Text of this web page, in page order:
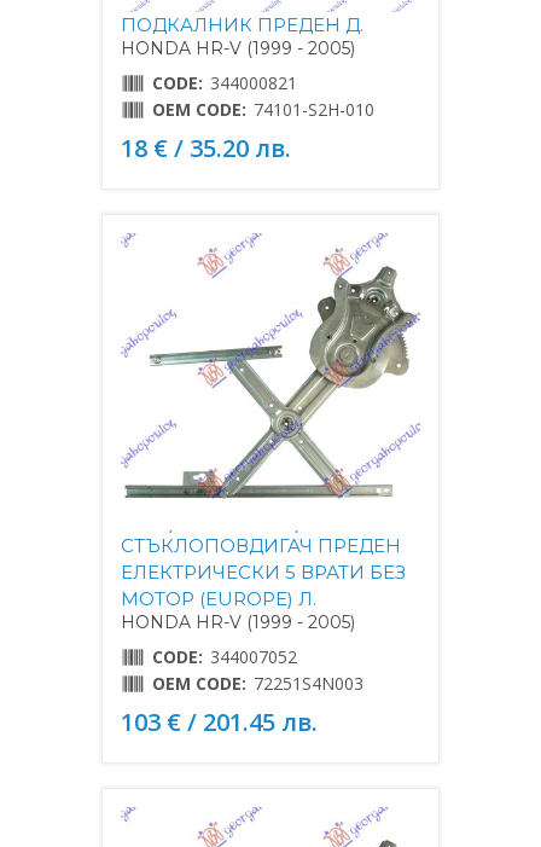
ПОДКАЛНИК ПРЕДЕН Д.
HONDA HR-V (1999 - 2005)
CODE: 344000821
OEM CODE: 74101-S2H-010
18 € / 35.20 лв.
СТЪКЛОПОВДИГАЧ ПРЕДЕН
ЕЛЕКТРИЧЕСКИ 5 ВРАТИ БЕЗ
МОТОР (EUROPE) Л.
HONDA HR-V (1999 - 2005)
CODE: 344007052
OEM CODE: 72251S4N003
103 € / 201.45 лв.